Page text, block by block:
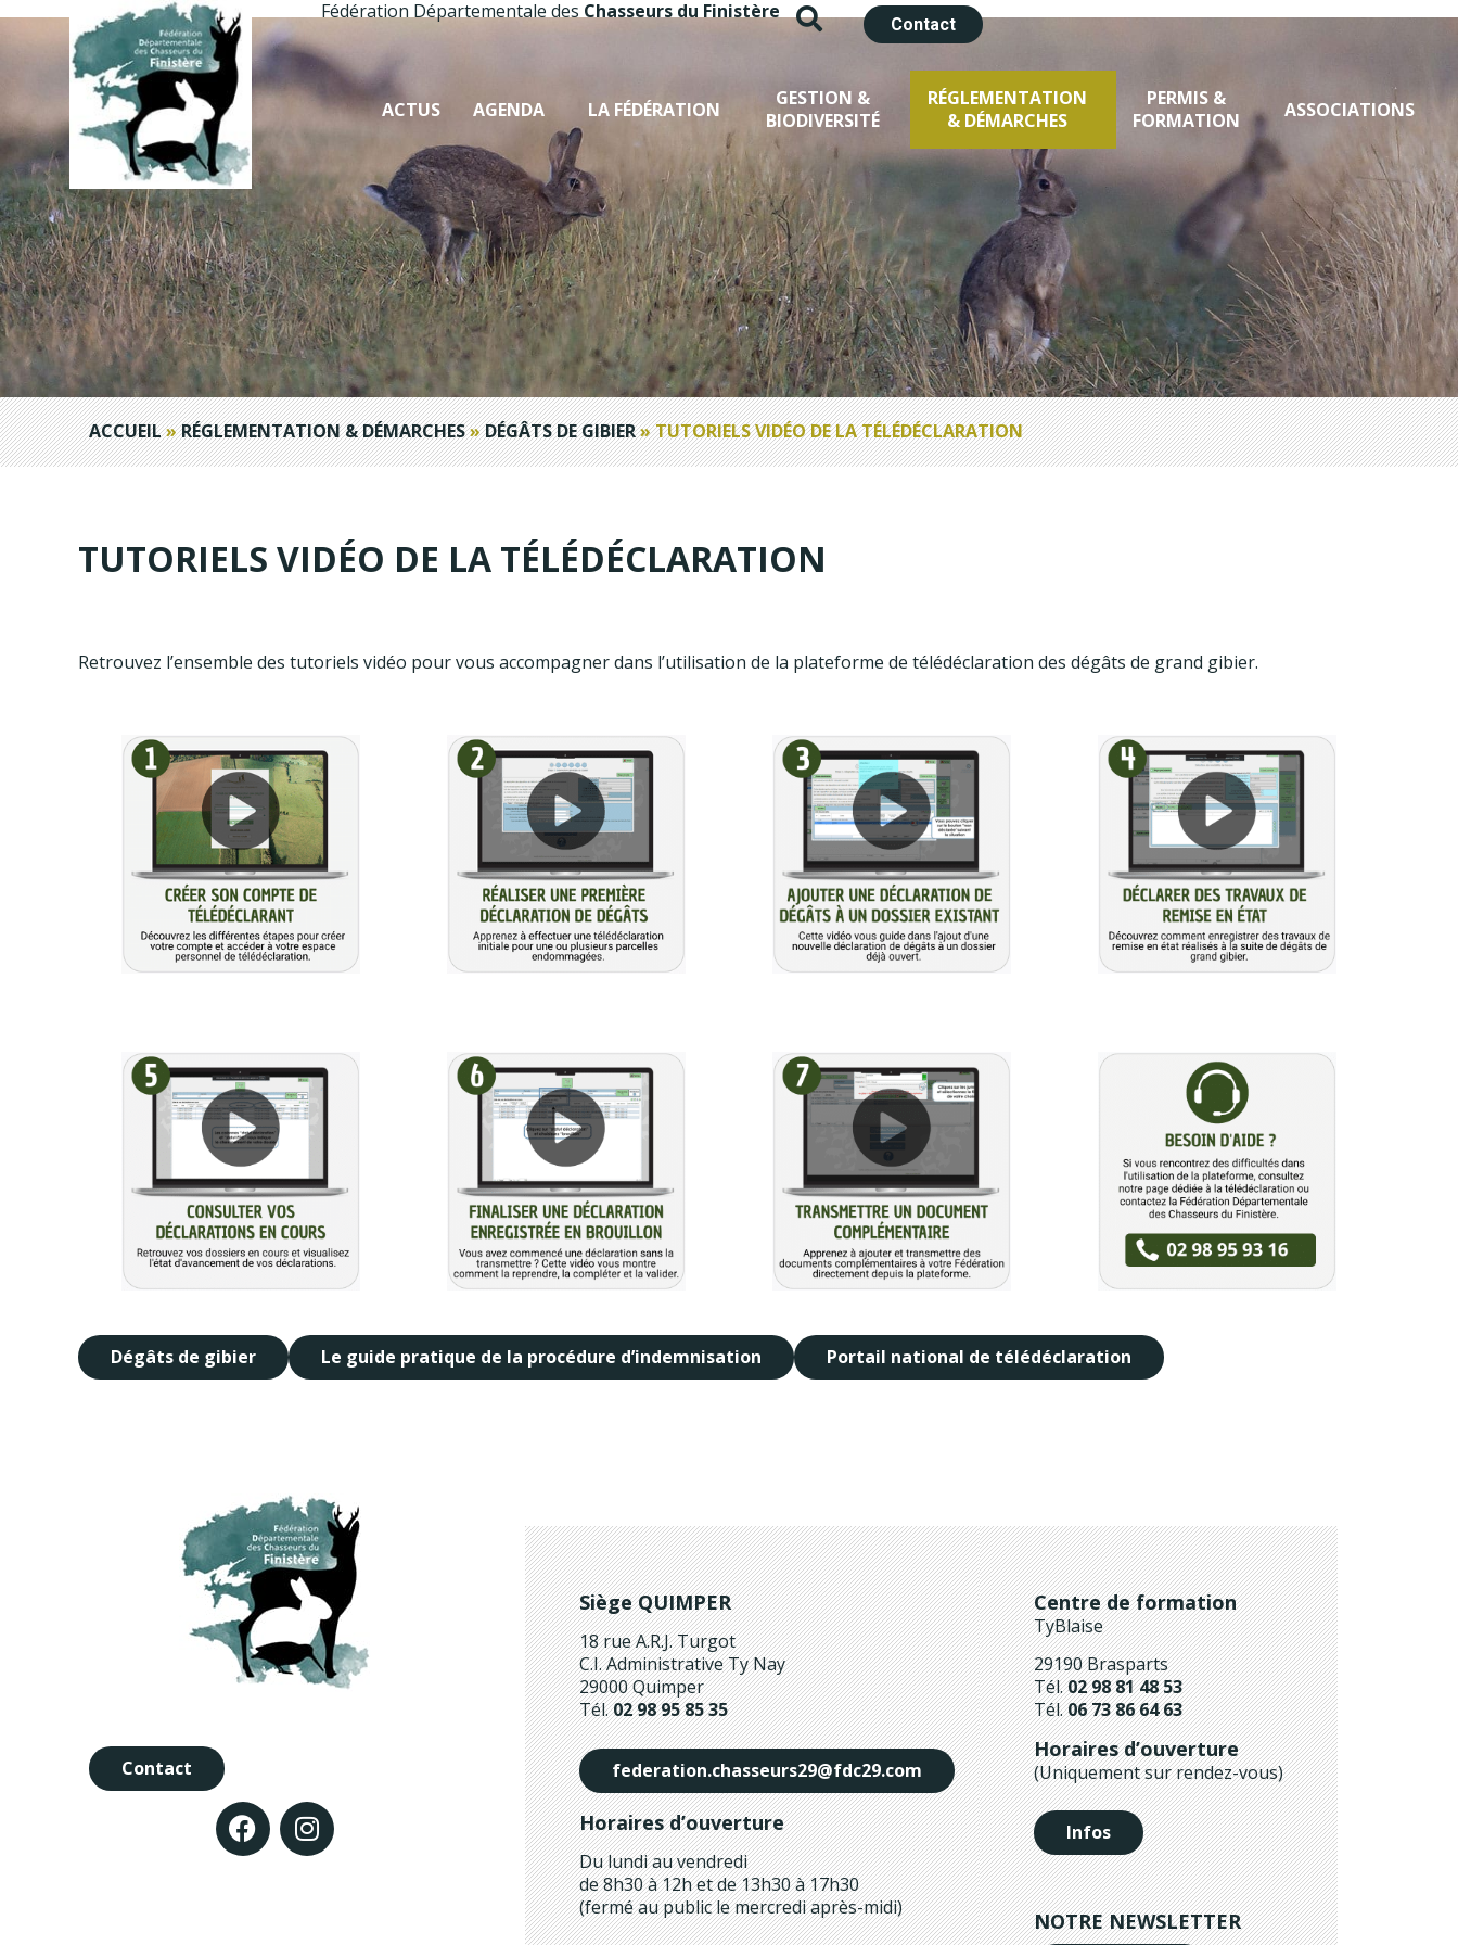
Fédération Départementale des Chasseurs du Finistère
Contact
ACTUS AGENDA LA FÉDÉRATION
GESTION &
BIODIVERSITÉ
RÉGLEMENTATION
& DÉMARCHES
PERMIS &
FORMATION
ASSOCIATIONS
ACCUEIL»RÉGLEMENTATION & DÉMARCHES»DÉGÂTS DE GIBIER»TUTORIELS VIDÉO DE LA TÉLÉDÉCLARATION
TUTORIELS VIDÉO DE LA TÉLÉDÉCLARATION
Retrouvez l’ensemble des tutoriels vidéo pour vous accompagner dans l’utilisation de la plateforme de télédéclaration des dégâts de grand gibier.
Dégâts de gibier Le guide pratique de la procédure d’indemnisation Portail national de télédéclaration
Contact
Siège QUIMPER
18 rue A.R.J. Turgot
C.I. Administrative Ty Nay
29000 Quimper
Tél.02 98 95 85 35
federation.chasseurs29@fdc29.com
Horaires d’ouverture
Du lundi au vendredi
de 8h30 à 12h et de 13h30 à 17h30
(fermé au public le mercredi après-midi)
Centre de formation
TyBlaise
29190 Brasparts
Tél.02 98 81 48 53
Tél.06 73 86 64 63
Horaires d’ouverture
(Uniquement sur rendez-vous)
Infos
NOTRE NEWSLETTER